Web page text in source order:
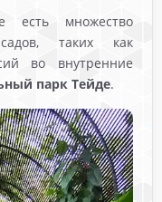
есть множество
таких как
во внутренние
парк Тейде.